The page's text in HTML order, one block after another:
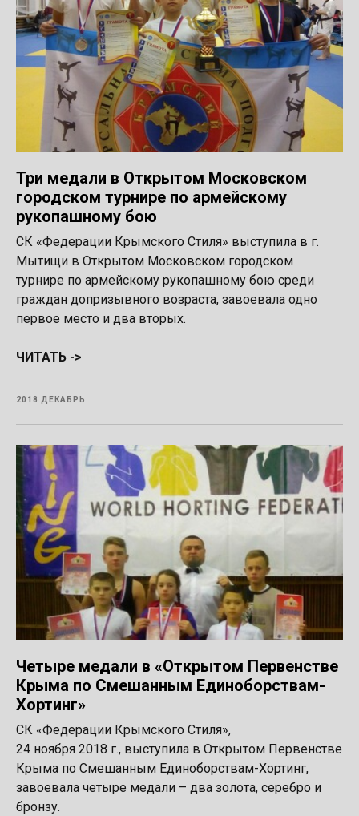
Три медали в Открытом Московском
городском турнире по армейскому
рукопашному бою
СК «Федерации Крымского Стиля» выступила в г.
Мытищи в Открытом Московском городском
турнире по армейскому рукопашному бою среди
граждан допризывного возраста, завоевала одно
первое место и два вторых.
ЧИТАТЬ ->
2018 ДЕКАБРЬ
Четыре медали в «Открытом Первенстве
Крыма по Смешанным Единоборствам-
Хортинг»
СК «Федерации Крымского Стиля»,
24 ноября 2018 г., выступила в Открытом Первенстве
Крыма по Смешанным Единоборствам-Хортинг,
завоевала четыре медали – два золота, серебро и
бронзу.